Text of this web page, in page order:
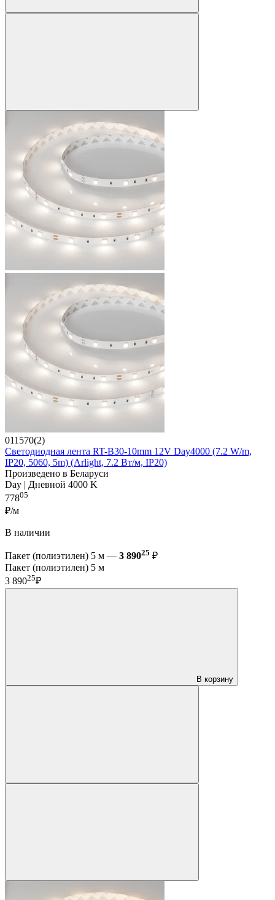
011570(2)
Светодиодная лента RT-B30-10mm 12V Day4000 (7.2 W/m,
IP20, 5060, 5m) (Arlight, 7.2 Вт/м, IP20)
Произведено в Беларуси
Day | Дневной 4000 K
77805
₽/м
В наличии
Пакет (полиэтилен) 5 м — 3 89025 ₽
Пакет (полиэтилен) 5 м
3 89025₽
В корзину